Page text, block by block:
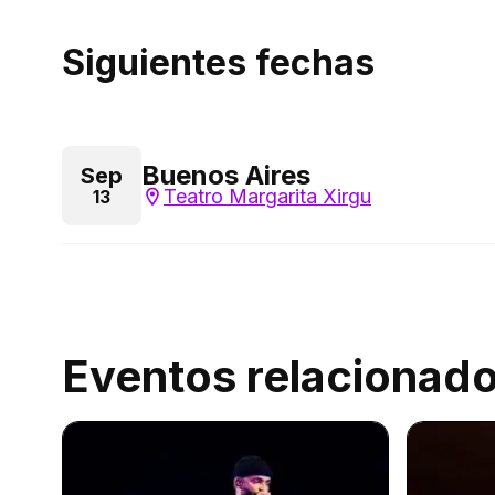
Siguientes fechas
Sep
13
Buenos Aires
Teatro Margarita Xirgu
Eventos